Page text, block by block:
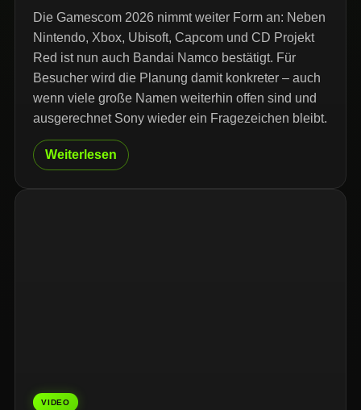
Die Gamescom 2026 nimmt weiter Form an: Neben
Nintendo, Xbox, Ubisoft, Capcom und CD Projekt
Red ist nun auch Bandai Namco bestätigt. Für
Besucher wird die Planung damit konkreter – auch
wenn viele große Namen weiterhin offen sind und
ausgerechnet Sony wieder ein Fragezeichen bleibt.
Weiterlesen
VIDEO